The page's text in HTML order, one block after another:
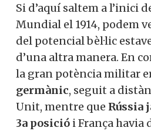
Si d’aquí saltem a l’inici
Mundial el 1914, podem
del potencial bèl·lic
d’una altra manera. En
la gran potència militar
germànic, seguit a
Unit, mentre que Rússia
3a posició i França havia